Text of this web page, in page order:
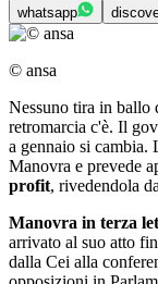
whatsapp
© ansa
Nessuno tira in ballo
retromarcia c'è. Il
a gennaio si cambia.
Manovra e prevede
profit, rivedendola
Manovra in terza
arrivato al suo atto
dalla Cei alla